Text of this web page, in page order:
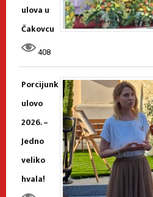
ulova u
Čakovcu
408
Porcijunk
ulovo
2026. –
Jedno
veliko
hvala!